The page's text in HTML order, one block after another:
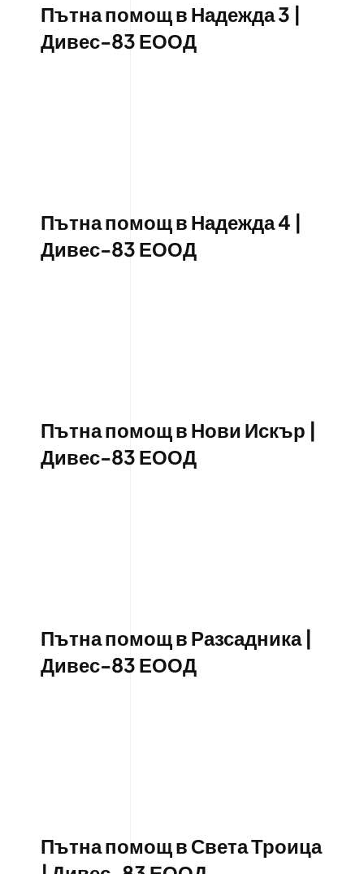
Пътна помощ в Надежда 3 |
Дивес-83 ЕООД
Пътна помощ в Надежда 4 |
Дивес-83 ЕООД
Пътна помощ в Нови Искър |
Дивес-83 ЕООД
Пътна помощ в Разсадника |
Дивес-83 ЕООД
Пътна помощ в Света Троица